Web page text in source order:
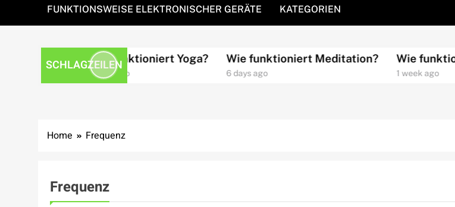
FUNKTIONSWEISE ELEKTRONISCHER GERÄTE KATEGORIEN
SCHLAGZEILEN
Wie funktioniert Yoga?
4 days ago
Wie funktioniert Meditation?
6 days ago
Wie
1 week ago
Home Frequenz
Frequenz